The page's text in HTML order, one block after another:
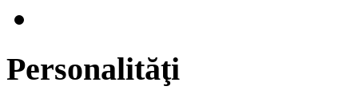
Personalităţi